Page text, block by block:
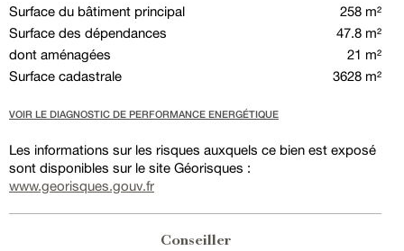
Surface du bâtiment principal
258 m²
Surface des dépendances
47.8 m²
dont aménagées
21 m²
Surface cadastrale
3628 m²
VOIR LE DIAGNOSTIC DE PERFORMANCE ENERGÉTIQUE
Les informations sur les risques auxquels ce bien est exposé
sont disponibles sur le site Géorisques :
www.georisques.gouv.fr
Conseiller